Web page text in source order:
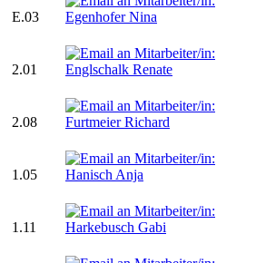
E.03
2.01
2.08
1.05
1.11